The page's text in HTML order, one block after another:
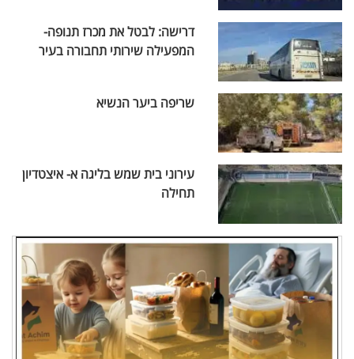
דרישה: לבטל את מכרז תנופה-
המפעילה שירותי תחבורה בעיר
שריפה ביער הנשיא
עירוני בית שמש בליגה א- איצטדיון
תחילה